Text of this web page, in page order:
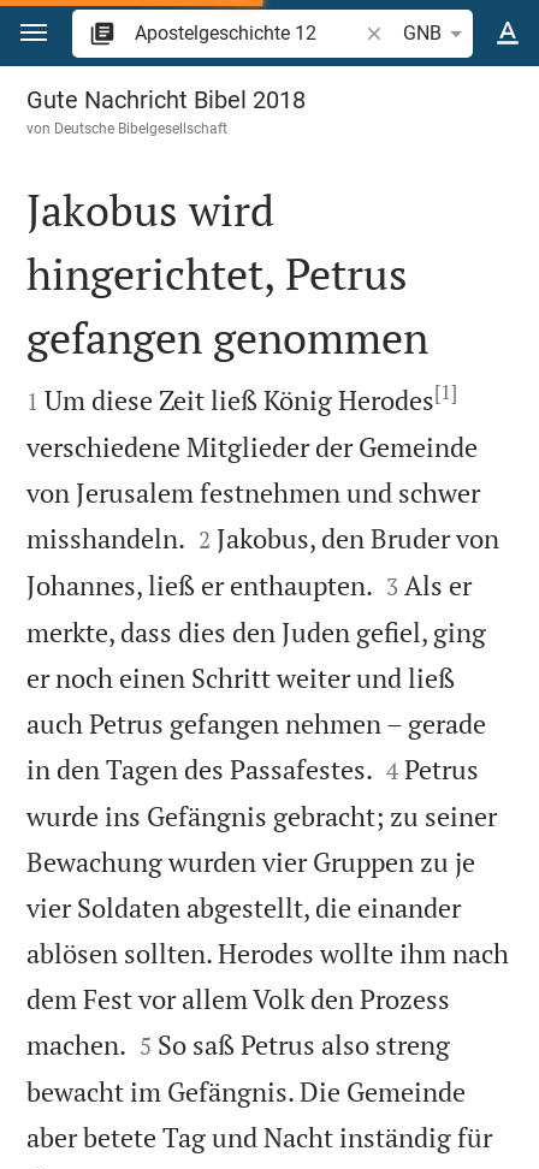
Zum Inhalt springen
Bibelstelle oder
GNB
Apostelgeschichte 12
Gute Nachricht Bibel 2018
von Deutsche Bibelgesellschaft

Jakobus wird
hingerichtet, Petrus
gefangen genommen

1 Um diese Zeit ließ König Herodes[1]
verschiedene Mitglieder der Gemeinde
von Jerusalem festnehmen und schwer
misshandeln. 

2 Jakobus, den Bruder von
Johannes, ließ er enthaupten. 

3 Als er
merkte, dass dies den Juden gefiel, ging
er noch einen Schritt weiter und ließ
auch Petrus gefangen nehmen – gerade
in den Tagen des Passafestes. 

4 Petrus
wurde ins Gefängnis gebracht; zu seiner
Bewachung wurden vier Gruppen zu je
vier Soldaten abgestellt, die einander
ablösen sollten. Herodes wollte ihm nach
dem Fest vor allem Volk den Prozess
machen. 

5 So saß Petrus also streng
bewacht im Gefängnis. Die Gemeinde
aber betete Tag und Nacht inständig für